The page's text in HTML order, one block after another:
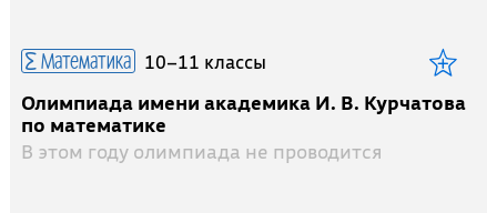
Математика 10–11 классы
Олимпиада имени академика И. В. Курчатова
по математике
В этом году олимпиада не проводится